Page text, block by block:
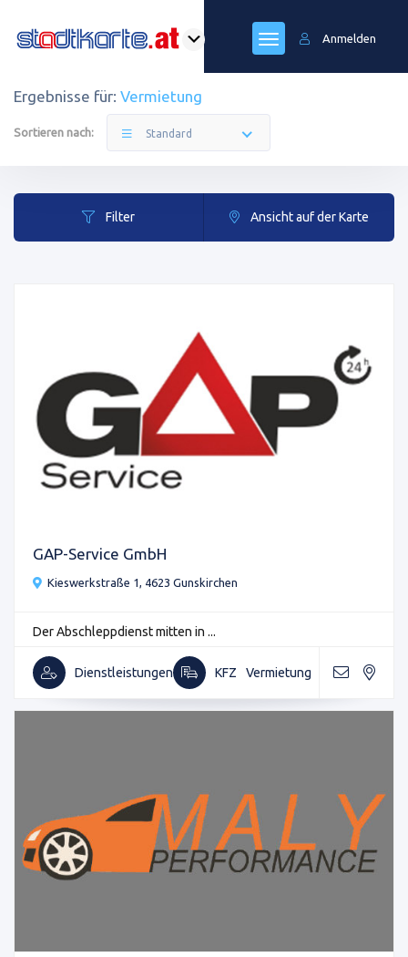
Anmelden
Ergebnisse für: Vermietung
Sortieren nach: Standard
Filter Ansicht auf der Karte
GAP-Service GmbH
Kieswerkstraße 1, 4623 Gunskirchen
Der Abschleppdienst mitten in ...
Dienstleistungen KFZ Vermietung